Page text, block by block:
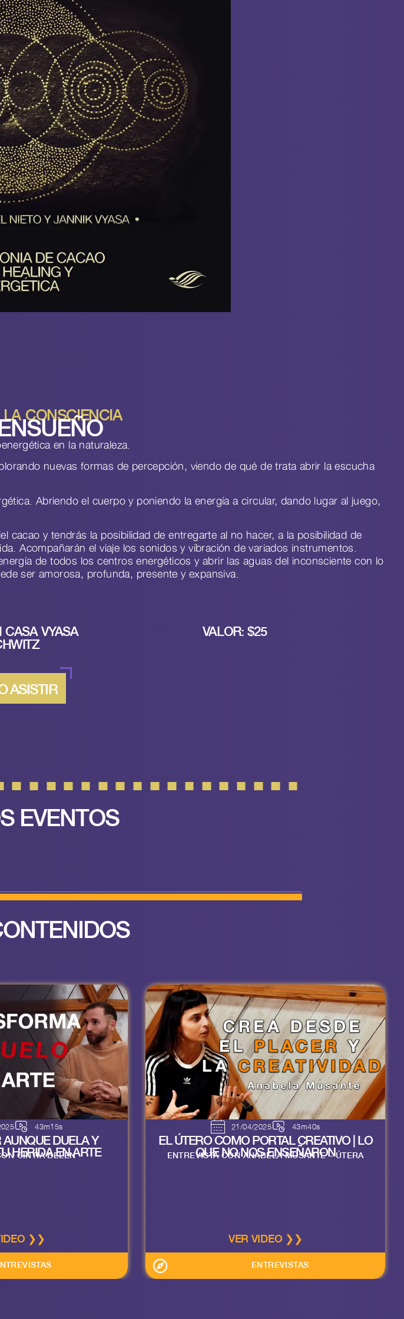
CONSCIENCIA
en la naturaleza.
nuevas formas de percepción, viendo de qué de trata abrir la escucha
Abriendo el cuerpo y poniendo la energía a circular, dando lugar al juego,
y tendrás la posibilidad de entregarte al no hacer, a la posibilidad de
Acompañarán el viaje los sonidos y vibración de variados instrumentos.
de todos los centros energéticos y abrir las aguas del inconsciente con lo
ser amorosa, profunda, presente y expansiva.
VYASA VALOR:$25
ASISTIR
EVENTOS
43m15s
DUELA Y
HERIDA EN ARTE
CINTIA BELEN
❯❯
21/04/2025 43m40s
EL ÚTERO COMO PORTAL CREATIVO | LO
QUE NO NOS ENSEÑARON
ENTREVISTA CON ANABELA MUSANTE – ÚTERA
VER VIDEO ❯❯
ENTREVISTAS